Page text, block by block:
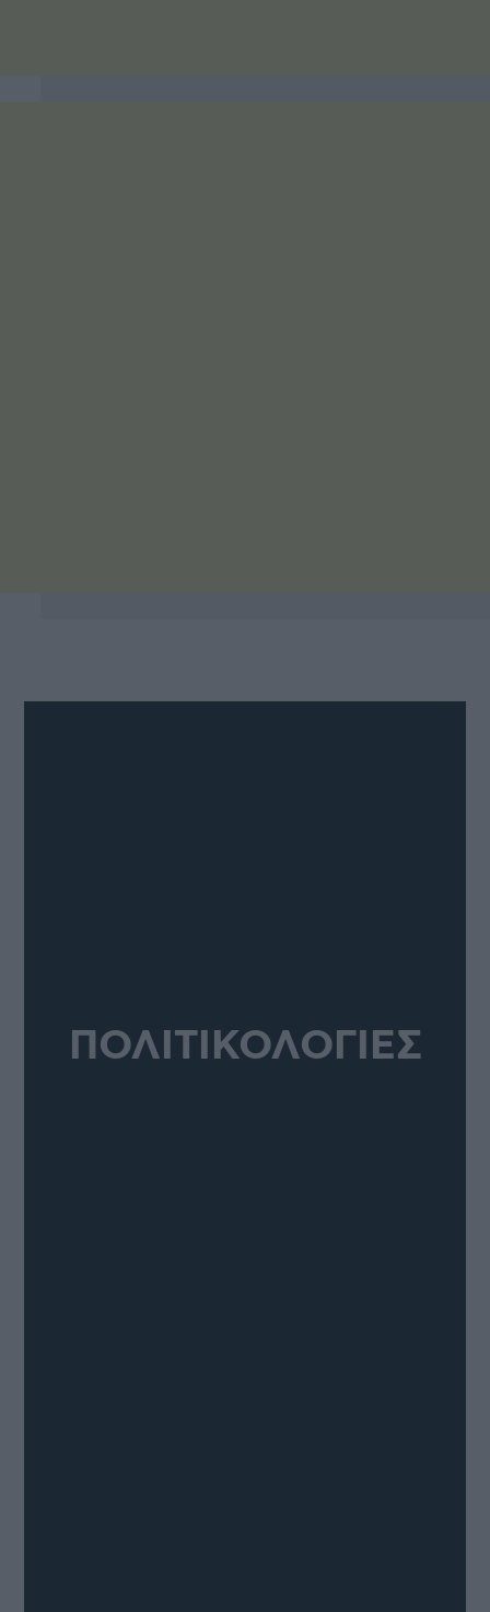
ΠΟΛΙΤΙΚΟΛΟΓΙΕΣ